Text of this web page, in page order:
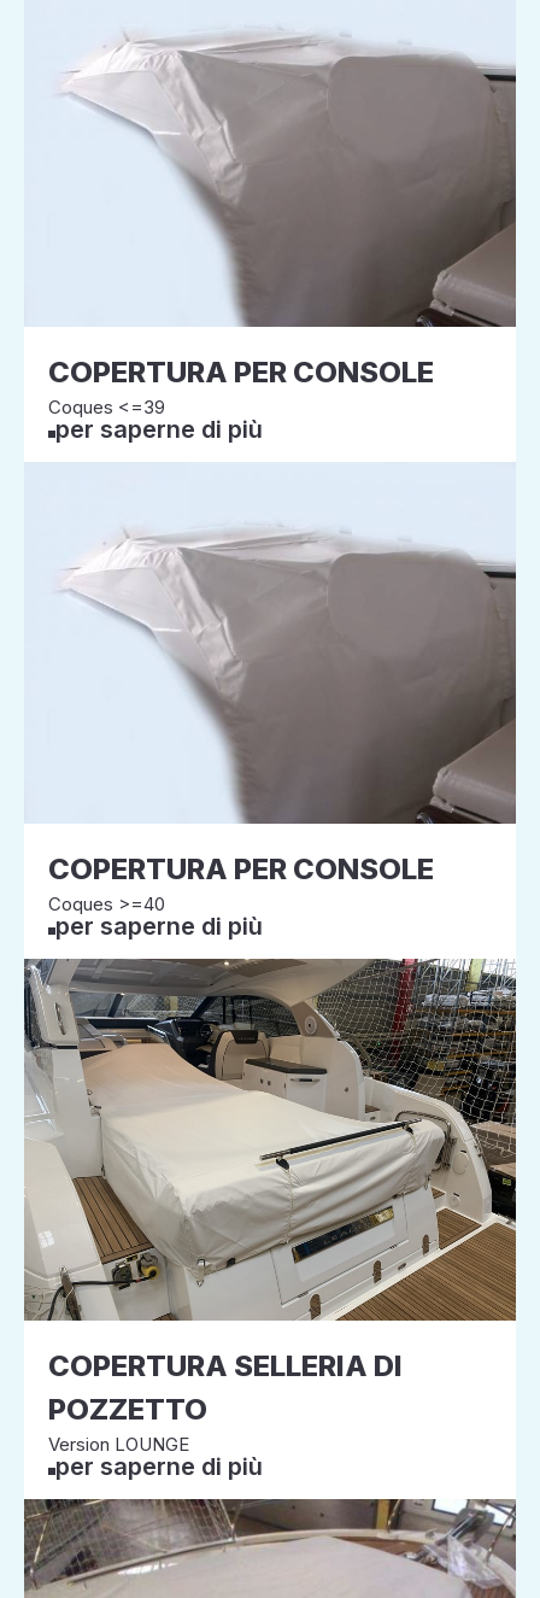
COPERTURA PER CONSOLE
Coques <=39
per saperne di più
COPERTURA PER CONSOLE
Coques >=40
per saperne di più
COPERTURA SELLERIA DI
POZZETTO
Version LOUNGE
per saperne di più